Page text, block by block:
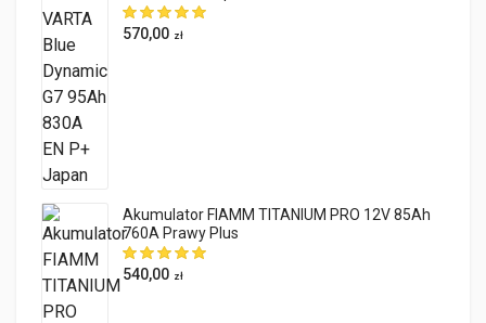
570,00 zł
Akumulator FIAMM TITANIUM PRO 12V 85Ah
760A Prawy Plus
540,00 zł